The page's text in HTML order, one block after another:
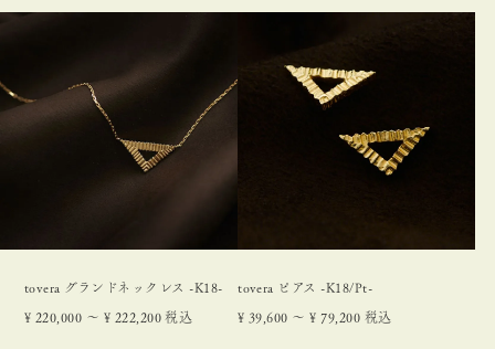
tovera グランドネックレス -K18-
¥ 220,000 〜 ¥ 222,200 税込
tovera ピアス -K18/Pt-
¥ 39,600 〜 ¥ 79,200 税込